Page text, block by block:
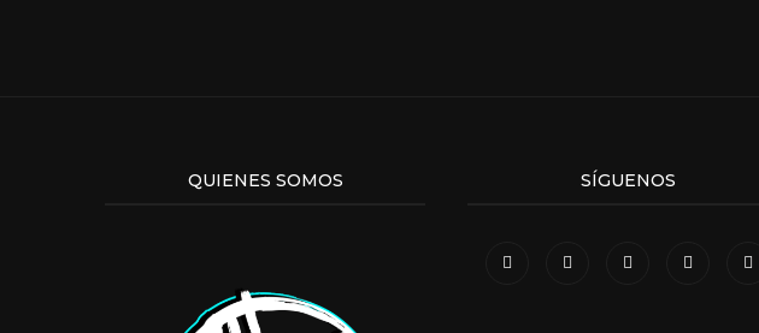
QUIENES SOMOS SÍGUENOS